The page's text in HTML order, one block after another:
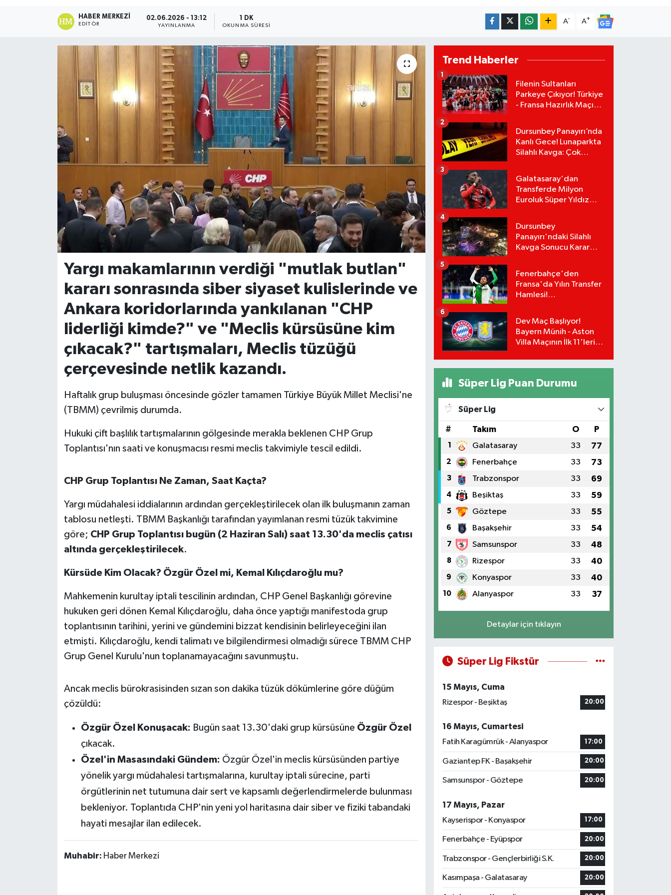
HABER MERKEZI
EDITÖR
02.06.2026 - 13:12
YAYINLANMA
1 DK
OKUNMA SÜRESI
A- A+
Yargı makamlarının verdiği "mutlak butlan"
kararı sonrasında siber siyaset kulislerinde ve
Ankara koridorlarında yankılanan "CHP
liderliği kimde?" ve "Meclis kürsüsüne kim
çıkacak?" tartışmaları, Meclis tüzüğü
çerçevesinde netlik kazandı.
Haftalık grup buluşması öncesinde gözler tamamen Türkiye Büyük Millet Meclisi'ne
(TBMM) çevrilmiş durumda.
Hukuki çift başlılık tartışmalarının gölgesinde merakla beklenen CHP Grup
Toplantısı'nın saati ve konuşmacısı resmi meclis takvimiyle tescil edildi.
CHP Grup Toplantısı Ne Zaman, Saat Kaçta?
Yargı müdahalesi iddialarının ardından gerçekleştirilecek olan ilk buluşmanın zaman
tablosu netleşti. TBMM Başkanlığı tarafından yayımlanan resmi tüzük takvimine
göre; CHP Grup Toplantısı bugün (2 Haziran Salı) saat 13.30'da meclis çatısı
altında gerçekleştirilecek.
Kürsüde Kim Olacak? Özgür Özel mi, Kemal Kılıçdaroğlu mu?
Mahkemenin kurultay iptali tescilinin ardından, CHP Genel Başkanlığı görevine
hukuken geri dönen Kemal Kılıçdaroğlu, daha önce yaptığı manifestoda grup
toplantısının tarihini, yerini ve gündemini bizzat kendisinin belirleyeceğini ilan
etmişti. Kılıçdaroğlu, kendi talimatı ve bilgilendirmesi olmadığı sürece TBMM CHP
Grup Genel Kurulu'nun toplanamayacağını savunmuştu.
Ancak meclis bürokrasisinden sızan son dakika tüzük dökümlerine göre düğüm
çözüldü:
Özgür Özel Konuşacak: Bugün saat 13.30'daki grup kürsüsüne Özgür Özel
çıkacak.
Özel'in Masasındaki Gündem: Özgür Özel'in meclis kürsüsünden partiye
yönelik yargı müdahalesi tartışmalarına, kurultay iptali sürecine, parti
örgütlerinin net tutumuna dair sert ve kapsamlı değerlendirmelerde bulunması
bekleniyor. Toplantıda CHP'nin yeni yol haritasına dair siber ve fiziki tabandaki
hayati mesajlar ilan edilecek.
Muhabir: Haber Merkezi
Trend Haberler
Filenin Sultanları
Parkeye Çıkıyor! Türkiye
- Fransa Hazırlık Maçı
1
Dursunbey Panayırı’nda
Kanlı Gece! Lunaparkta
Silahlı Kavga: Çok
2
Galatasaray'dan
Transferde Milyon
Euroluk Süper Yıldız
İmzalar An Meselesi!
3
Dursunbey
Panayırı'ndaki Silahlı
Kavga Sonucu Karar
4
Fenerbahçe'den
Fransa'da Yılın Transfer
Hamlesi!
Düğmeye Basıldı!
5
Dev Maç Başlıyor!
Bayern Münih - Aston
Villa Maçının İlk 11'leri
6
Süper Lig Puan Durumu
Süper Lig
# Takım O P
1 Galatasaray 33 77
2 Fenerbahçe 33 73
3 Trabzonspor 33 69
4 Beşiktaş 33 59
5 Göztepe 33 55
6 Başakşehir 33 54
7 Samsunspor 33 48
8 Rizespor 33 40
9 Konyaspor 33 40
10 Alanyaspor 33 37
Detaylar için tıklayın
Süper Lig Fikstür
15 Mayıs, Cuma
Rizespor - Beşiktaş
20:00
16 Mayıs, Cumartesi
Fatih Karagümrük - Alanyaspor
17:00
Gaziantep FK - Başakşehir 20:00
Samsunspor - Göztepe 20:00
17 Mayıs, Pazar
Kayserispor - Konyaspor
17:00
Fenerbahçe - Eyüpspor 20:00
Trabzonspor - Gençlerbirliği S.K. 20:00
Kasımpaşa - Galatasaray 20:00
KENT GÜNDEMİ
KÜLTÜR-SANAT
MAGAZİN
OTOMOTİV
Resmi İlanlar
SEYAHAT
SÜRMANŞET
TARİHTE BUGÜN
TEKNOLOJİ
VİZYONDAKİLER